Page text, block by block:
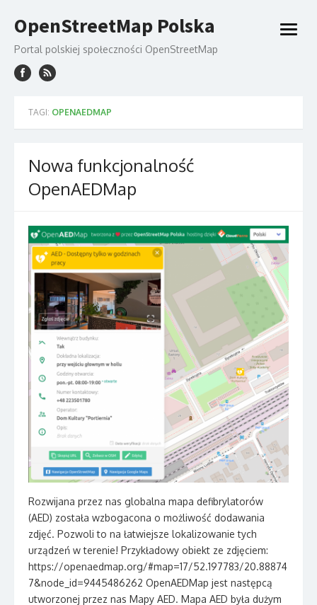
to
content
OpenStreetMap Polska
Portal polskiej społeczności OpenStreetMap
open
TAGI: OPENAEDMAP
Nowa funkcjonalność
OpenAEDMap
Rozwijana przez nas globalna mapa defibrylatorów
(AED) została wzbogacona o możliwość dodawania
zdjęć. Pozwoli to na łatwiejsze lokalizowanie tych
urządzeń w terenie! Przykładowy obiekt ze zdjęciem:
https://openaedmap.org/#map=17/52.197783/20.88874
7&node_id=9445486262 OpenAEDMap jest następcą
utworzonej przez nas Mapy AED. Mapa AED była dużym